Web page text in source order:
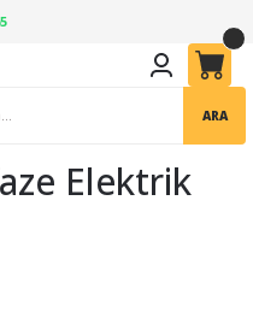
ARA
Elektrik